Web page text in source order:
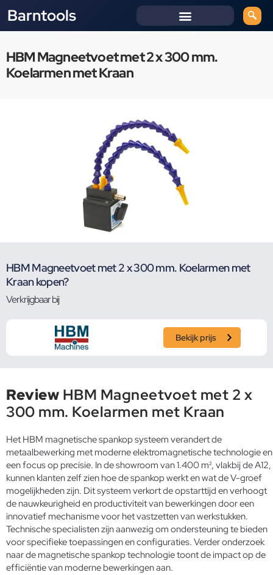
Barntools
HBM Magneetvoet met 2 x 300 mm.
Koelarmen met Kraan
HBM Magneetvoet met 2 x 300 mm. Koelarmen met
Kraan kopen?
Verkrijgbaar bij
Bekijk prijs
Review HBM Magneetvoet met 2 x
300 mm. Koelarmen met Kraan
Het HBM magnetische spankop systeem verandert de
metaalbewerking met moderne elektromagnetische technologie en
een focus op precisie. In de showroom van 1.400 m², vlakbij de A12,
kunnen klanten zelf zien hoe de spankop werkt en wat de V-groef
mogelijkheden zijn. Dit systeem verkort de opstarttijd en verhoogt
de nauwkeurigheid en productiviteit van bewerkingen door een
innovatief mechanisme voor het vastzetten van werkstukken.
Technische specialisten zijn aanwezig om ondersteuning te bieden
voor specifieke toepassingen en configuraties. Verder onderzoek
naar de magnetische spankop technologie toont de impact op de
efficiëntie van moderne bewerkingen aan.